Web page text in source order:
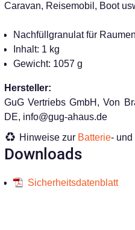
Caravan, Reisemobil, Boot
Nachfüllgranulat für
Inhalt: 1 kg
Gewicht: 1057 g
Hersteller:
GuG Vertriebs GmbH, Von
DE, info@gug-ahaus.de
Hinweise zur Batterie- und
Downloads
Sicherheitsdatenblatt